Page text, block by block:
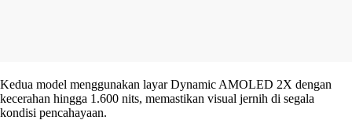
Kedua model menggunakan layar Dynamic AMOLED 2X dengan
kecerahan hingga 1.600 nits, memastikan visual jernih di segala
kondisi pencahayaan.